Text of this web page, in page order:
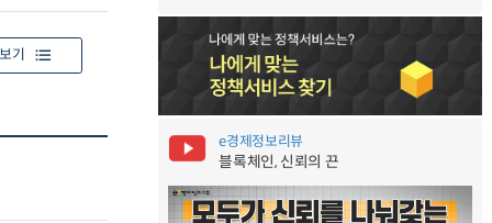
기
e경제정보리뷰
블록체인, 신뢰의 끈